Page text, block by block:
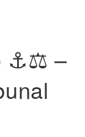
⚓️⚖️ –